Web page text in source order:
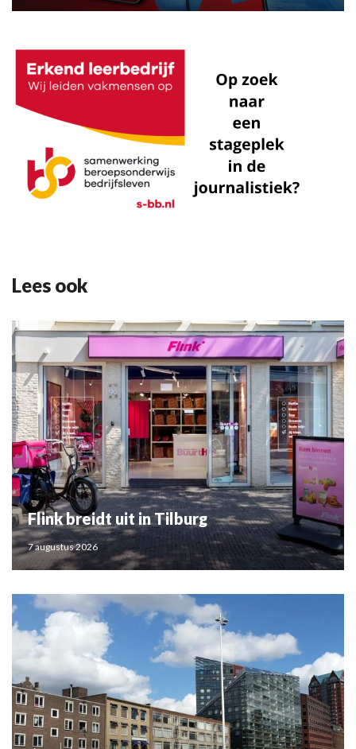
Lees ook
Flink breidt uit in Tilburg
7 augustus 2026